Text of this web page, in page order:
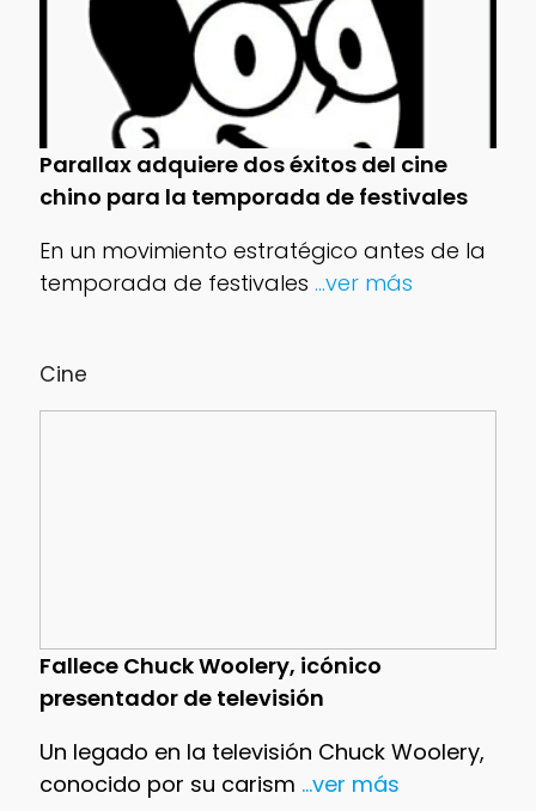
Cine
Fallece Chuck Woolery, icónico
presentador de televisión
Un legado en la televisión Chuck Woolery,
conocido por su carism ...ver más
Parallax adquiere dos éxitos del cine
chino para la temporada de festivales
En un movimiento estratégico antes de la
temporada de festivales ...ver más